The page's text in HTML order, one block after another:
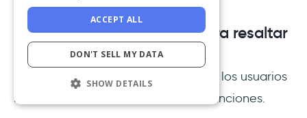
Mostra historias de éxito para resaltar
la propuesta de valor
Comparte ejemplos reales de cómo los usuarios
se han beneficiado de las nuevas funciones.
ACCEPT ALL
DON'T SELL MY DATA
SHOW DETAILS